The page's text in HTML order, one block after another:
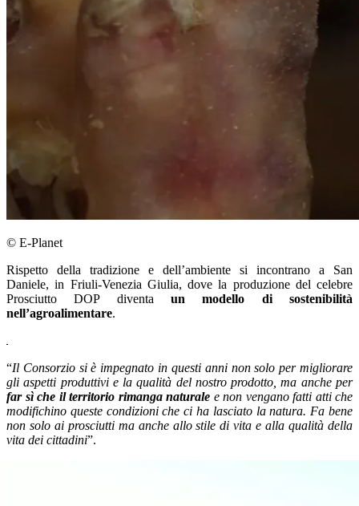
© E-Planet
Rispetto della tradizione e dell’ambiente si incontrano a San
Daniele, in Friuli-Venezia Giulia, dove la produzione del celebre
Prosciutto DOP diventa un modello di sostenibilità
nell’agroalimentare.
“Il Consorzio si è impegnato in questi anni non solo per migliorare
gli aspetti produttivi e la qualità del nostro prodotto, ma anche per
far sì che il territorio rimanga naturale e non vengano fatti atti che
modifichino queste condizioni che ci ha lasciato la natura. Fa bene
non solo ai prosciutti ma anche allo stile di vita e alla qualità della
vita dei cittadini”.